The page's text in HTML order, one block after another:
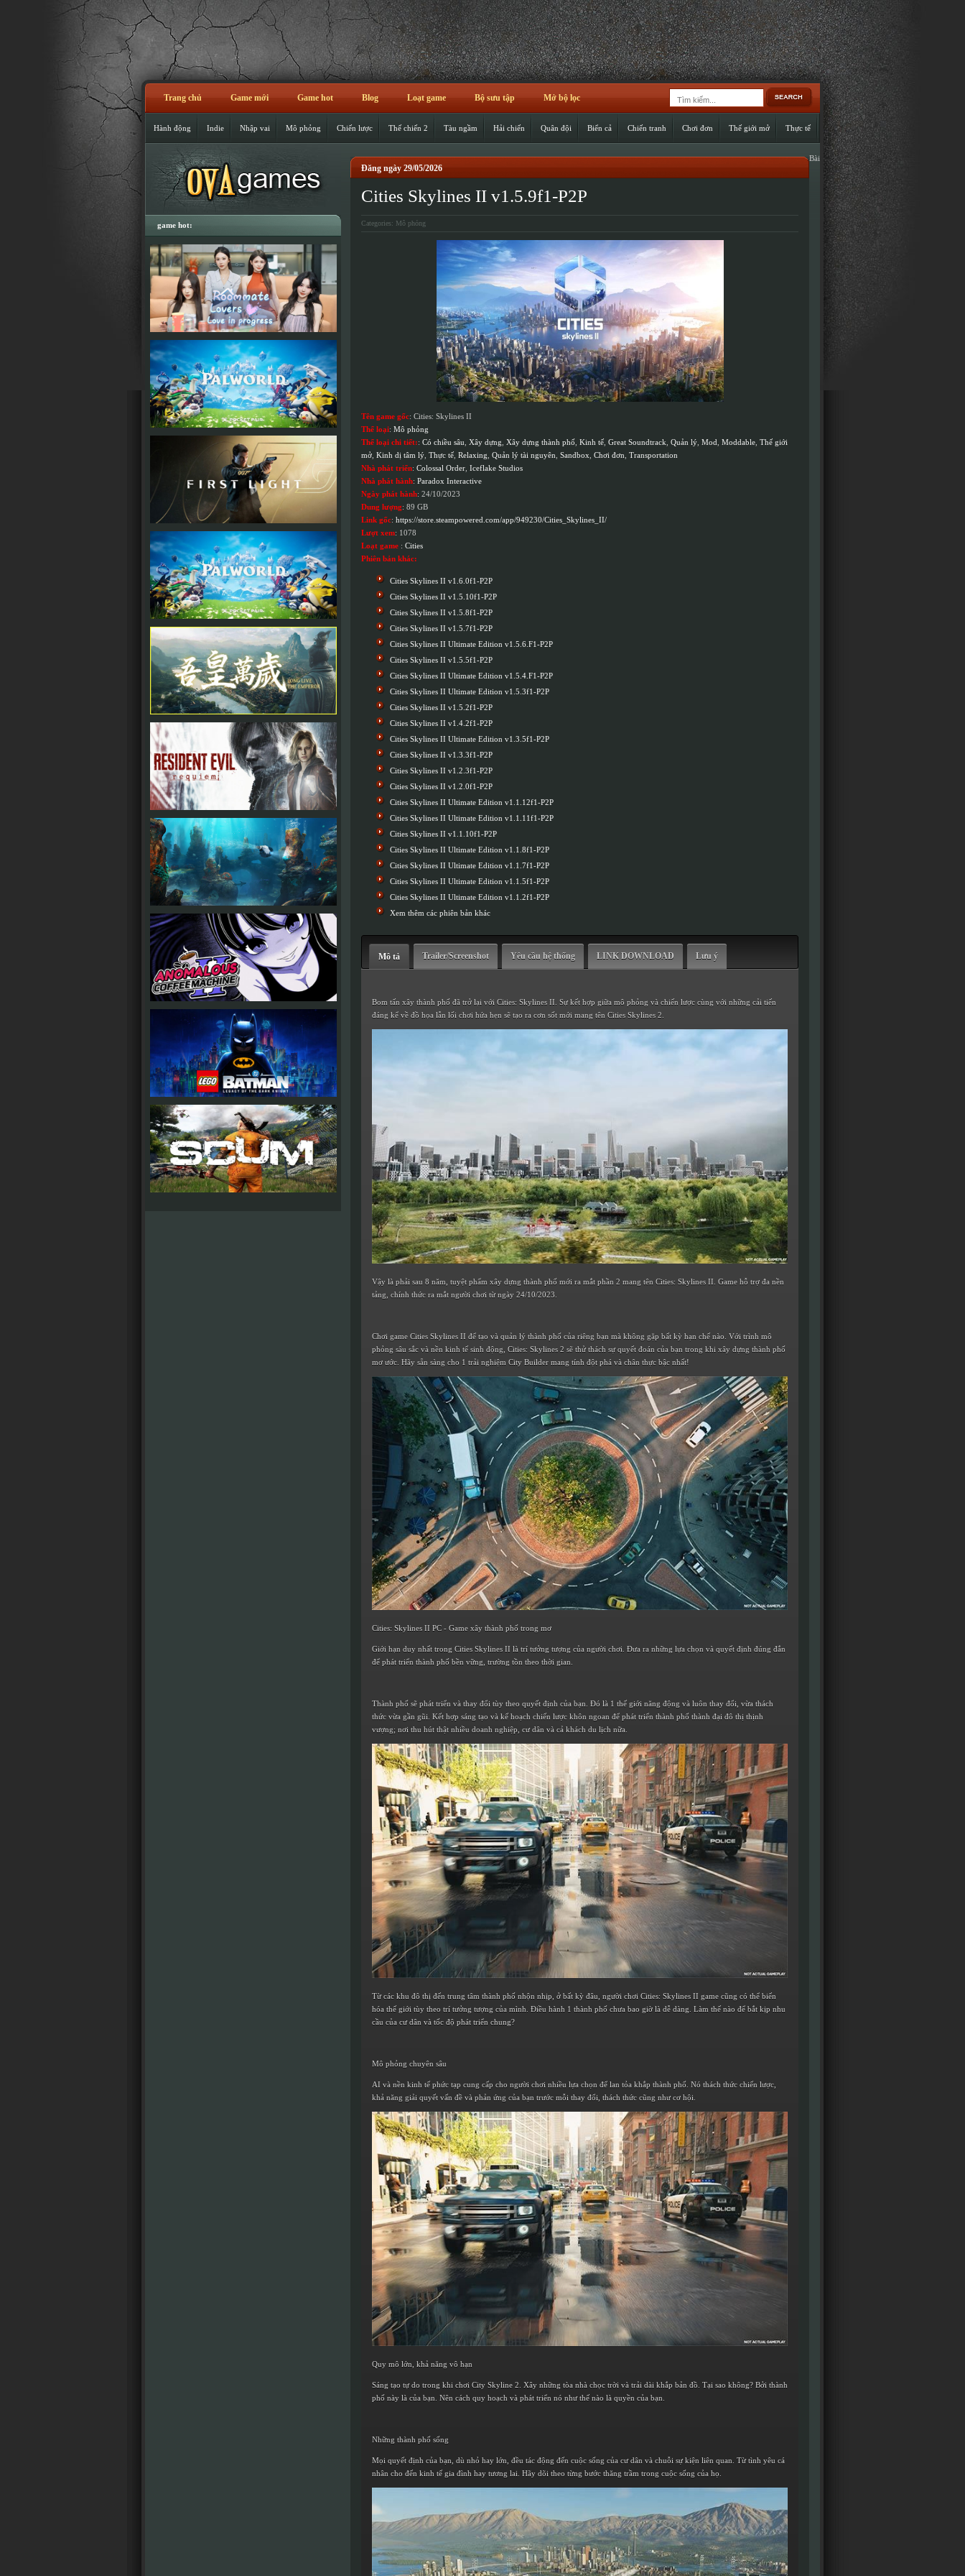
Trang chủ Game mới Game hot Blog Loạt game Bộ sưu tập Mở bộ lọc
Hành động Indie Nhập vai Mô phỏng Chiến lược Thế chiến 2 Tàu ngầm Hải chiến Quân đội Biển cả Chiến tranh Chơi đơn Thế giới mở Thực tế
Đăng ngày 29/05/2026
Cities Skylines II v1.5.9f1-P2P
Categories: Mô phỏng
Tên game gốc: Cities: Skylines II
Thể loại: Mô phỏng
Thể loại chi tiết:: Có chiều sâu Xây dựng Xây dựng thành phố Kinh tế Great Soundtrack Quản lý Mod Moddable Thế giới
mở Kinh dị tâm lý Thực tế Relaxing Quản lý tài nguyên Sandbox Chơi đơn Transportation
Nhà phát triển: Colossal Order Iceflake Studios
Nhà phát hành: Paradox Interactive
Ngày phát hành: 24/10/2023
Dung lượng: 89 GB
Link gốc: https://store.steampowered.com/app/949230/Cities_Skylines_II/
Lượt xem: 1078
Loạt game : Cities
Phiên bản khác:
Cities Skylines II v1.6.0f1-P2P
Cities Skylines II v1.5.10f1-P2P
Cities Skylines II v1.5.8f1-P2P
Cities Skylines II v1.5.7f1-P2P
Cities Skylines II Ultimate Edition v1.5.6.F1-P2P
Cities Skylines II v1.5.5f1-P2P
Cities Skylines II Ultimate Edition v1.5.4.F1-P2P
Cities Skylines II Ultimate Edition v1.5.3f1-P2P
Cities Skylines II v1.5.2f1-P2P
Cities Skylines II v1.4.2f1-P2P
Cities Skylines II Ultimate Edition v1.3.5f1-P2P
Cities Skylines II v1.3.3f1-P2P
Cities Skylines II v1.2.3f1-P2P
Cities Skylines II v1.2.0f1-P2P
Cities Skylines II Ultimate Edition v1.1.12f1-P2P
Cities Skylines II Ultimate Edition v1.1.11f1-P2P
Cities Skylines II v1.1.10f1-P2P
Cities Skylines II Ultimate Edition v1.1.8f1-P2P
Cities Skylines II Ultimate Edition v1.1.7f1-P2P
Cities Skylines II Ultimate Edition v1.1.5f1-P2P
Cities Skylines II Ultimate Edition v1.1.2f1-P2P
Xem thêm các phiên bản khác
Mô tả Trailer/Screenshot Yêu cầu hệ thống LINK DOWNLOAD Lưu ý
Bom tấn xây thành phố đã trở lại với Cities: Skylines II. Sự kết hợp giữa mô phỏng và chiến lược cùng với những cải tiến
đáng kể về đồ họa lẫn lối chơi hứa hẹn sẽ tạo ra cơn sốt mới mang tên Cities Skylines 2.
Vậy là phải sau 8 năm, tuyệt phẩm xây dựng thành phố mới ra mắt phần 2 mang tên Cities: Skylines II. Game hỗ trợ đa nền
tảng, chính thức ra mắt người chơi từ ngày 24/10/2023.
Chơi game Cities Skylines II để tạo và quản lý thành phố của riêng bạn mà không gặp bất kỳ hạn chế nào. Với trình mô
phỏng sâu sắc và nền kinh tế sinh động, Cities: Skylines 2 sẽ thử thách sự quyết đoán của bạn trong khi xây dựng thành phố
mơ ước. Hãy sẵn sàng cho 1 trải nghiệm City Builder mang tính đột phá và chân thực bậc nhất!
Cities: Skylines II PC - Game xây thành phố trong mơ
Giới hạn duy nhất trong Cities Skylines II là trí tưởng tượng của người chơi. Đưa ra những lựa chọn và quyết định đúng đắn
để phát triển thành phố bền vững, trường tồn theo thời gian.
Thành phố sẽ phát triển và thay đổi tùy theo quyết định của bạn. Đó là 1 thế giới năng động và luôn thay đổi, vừa thách
thức vừa gần gũi. Kết hợp sáng tạo và kế hoạch chiến lược khôn ngoan để phát triển thành phố thành đại đô thị thịnh
vượng; nơi thu hút thật nhiều doanh nghiệp, cư dân và cả khách du lịch nữa.
Từ các khu đô thị đến trung tâm thành phố nhộn nhịp, ở bất kỳ đâu, người chơi Cities: Skylines II game cũng có thể biến
hóa thế giới tùy theo trí tưởng tượng của mình. Điều hành 1 thành phố chưa bao giờ là dễ dàng. Làm thế nào để bắt kịp nhu
cầu của cư dân và tốc độ phát triển chung?
Mô phỏng chuyên sâu
AI và nền kinh tế phức tạp cung cấp cho người chơi nhiều lựa chọn để lan tỏa khắp thành phố. Nó thách thức chiến lược,
khả năng giải quyết vấn đề và phản ứng của bạn trước mỗi thay đổi, thách thức cũng như cơ hội.
Quy mô lớn, khả năng vô hạn
Sáng tạo tự do trong khi chơi City Skyline 2. Xây những tòa nhà chọc trời và trải dài khắp bản đồ. Tại sao không? Bởi thành
phố này là của bạn. Nên cách quy hoạch và phát triển nó như thế nào là quyền của bạn.
Những thành phố sống
Mọi quyết định của bạn, dù nhỏ hay lớn, đều tác động đến cuộc sống của cư dân và chuỗi sự kiện liên quan. Từ tình yêu cá
nhân cho đến kinh tế gia đình hay tương lai. Hãy dõi theo từng bước thăng trầm trong cuộc sống của họ.
Bài
game hot: